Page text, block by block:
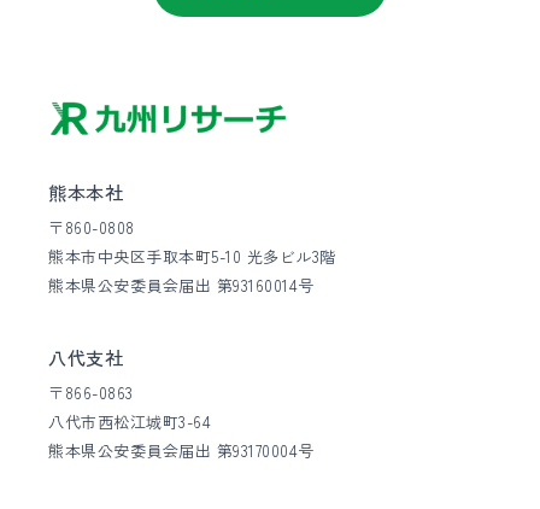
熊本本社
〒860-0808
熊本市中央区手取本町5-10 光多ビル3階
熊本県公安委員会届出 第93160014号
八代支社
〒866-0863
八代市西松江城町3-64
熊本県公安委員会届出 第93170004号